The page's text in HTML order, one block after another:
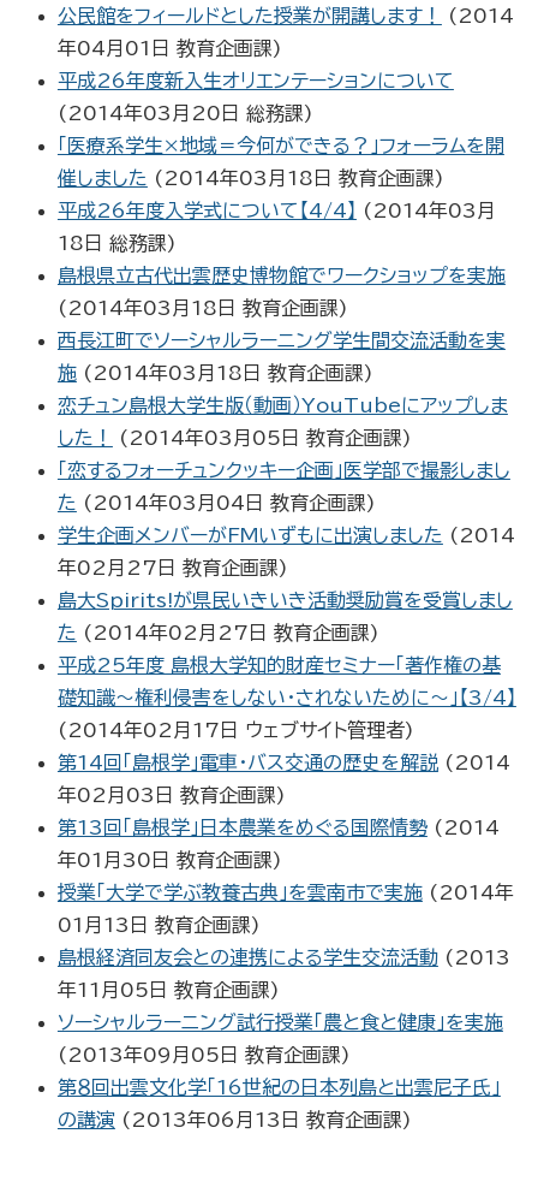
公民館をフィールドとした授業が開講します！
( 2014
年04月01日 教育企画課)
平成26年度新入生オリエンテーションについて
( 2014年03月20日 総務課)
「医療系学生×地域＝今何ができる？」フォーラムを開
催しました ( 2014年03月18日 教育企画課)
平成26年度入学式について【4/4】
( 2014年03月
18日 総務課)
島根県立古代出雲歴史博物館でワークショップを実施
( 2014年03月18日 教育企画課)
西長江町でソーシャルラーニング学生間交流活動を実
施( 2014年03月18日 教育企画課)
恋チュン島根大学生版（動画）YouTubeにアップしま
した！
( 2014年03月05日 教育企画課)
「恋するフォーチュンクッキー企画」医学部で撮影しまし
た ( 2014年03月04日 教育企画課)
学生企画メンバーがFMいずもに出演しました ( 2014
年02月27日 教育企画課)
島大Spirits!が県民いきいき活動奨励賞を受賞しまし
た ( 2014年02月27日 教育企画課)
平成25年度 島根大学知的財産セミナー「著作権の基
礎知識～権利侵害をしない・されないために～」【3/4】
( 2014年02月17日 ウェブサイト管理者)
第14回「島根学」電車・バス交通の歴史を解説( 2014
年02月03日 教育企画課)
第13回「島根学」日本農業をめぐる国際情勢( 2014
年01月30日 教育企画課)
授業「大学で学ぶ教養古典」を雲南市で実施( 2014年
01月13日 教育企画課)
島根経済同友会との連携による学生交流活動( 2013
年11月05日 教育企画課)
ソーシャルラーニング試行授業「農と食と健康」を実施
( 2013年09月05日 教育企画課)
第８回出雲文化学「16世紀の日本列島と出雲尼子氏」
の講演( 2013年06月13日 教育企画課)